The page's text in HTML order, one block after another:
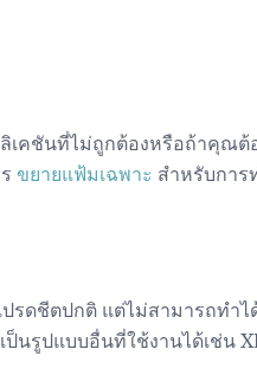
เคชันที่ไม่ถูกต้องหรือถ้าคุณต้
ขยายแฟ้มเฉพาะ สำหรับการ
รดชีตปกติ แต่ไม่สามารถทำไ
นรูปแบบอื่นที่ใช้งานได้เช่น